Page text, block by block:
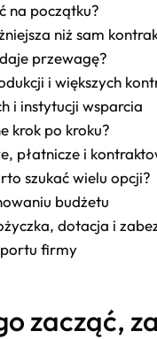
na początku?
niż sam
przewagę?
i większych
i instytucji wsparcia
krok po kroku?
płatnicze i
szukać wielu opcji?
budżetu
dotacja i
firmy
zacząć,